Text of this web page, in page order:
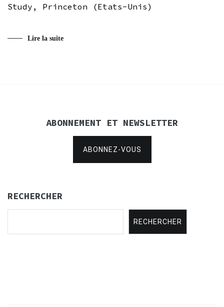
Study, Princeton (Etats-Unis)
Lire la suite
ABONNEMENT ET NEWSLETTER
ABONNEZ-VOUS
RECHERCHER
RECHERCHER